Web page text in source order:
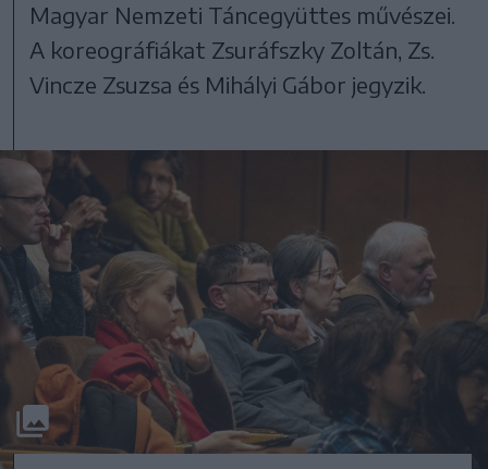
Magyar Nemzeti Táncegyüttes művészei.
A koreográfiákat Zsuráfszky Zoltán, Zs.
Vincze Zsuzsa és Mihályi Gábor jegyzik.